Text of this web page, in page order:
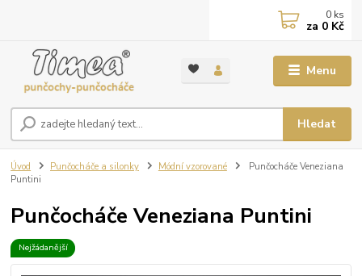
Menu
Hledat
0 ks
za 0 Kč
Úvod Punčocháče a silonky Módní vzorované
Punčocháče Veneziana
Puntini
Punčocháče Veneziana Puntini
Nejžádanější